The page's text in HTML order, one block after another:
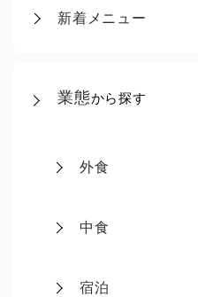
新着メニュー
業態から探す
外食
中食
宿泊